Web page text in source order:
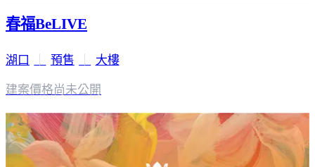
春福BeLIVE
湖口 預售 大樓
建案價格尚未公開